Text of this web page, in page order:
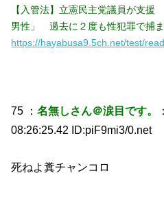
【入管法】立憲民主党議員が支
男性」 過去に２度も性犯罪で捕
https://hayabusa9.5ch.net/test/
75 ：名無しさん＠涙目です。
08:26:25.42 ID:piF9mi3/0.net
死ねよ糞チャンコロ